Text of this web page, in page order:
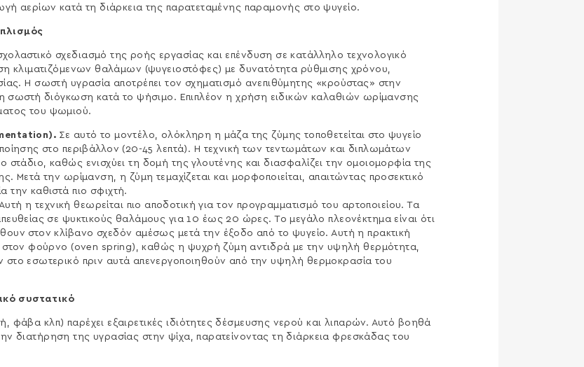
αερίων κατά τη διάρκεια της παρατεταμένης παραμονής στο ψυγείο.
σχεδιασμό της ροής εργασίας και επένδυση σε κατάλληλο τεχνολογικό
κλιματιζόμενων θαλάμων (ψυγειοστόφες) με δυνατότητα ρύθμισης χρόνου,
Η σωστή υγρασία αποτρέπει τον σχηματισμό ανεπιθύμητης «κρούστας» στην
σωστή διόγκωση κατά το ψήσιμο. Επιπλέον η χρήση ειδικών καλαθιών ωρίμανσης
του ψωμιού.
Σε αυτό το μοντέλο, ολόκληρη η μάζα της ζύμης τοποθετείται στο ψυγείο
στο περιβάλλον (20-45 λεπτά). Η τεχνική των τεντωμάτων και διπλωμάτων
στάδιο, καθώς ενισχύει τη δομή της γλουτένης και διασφαλίζει την ομοιομορφία της
Μετά την ωρίμανση, η ζύμη τεμαχίζεται και μορφοποιείται, απαιτώντας προσεκτικό
την καθιστά πιο σφιχτή.
η τεχνική θεωρείται πιο αποδοτική για τον προγραμματισμό του αρτοποιείου. Τα
σε ψυκτικούς θαλάμους για 10 έως 20 ώρες. Το μεγάλο πλεονέκτημα είναι ότι
στον κλίβανο σχεδόν αμέσως μετά την έξοδο από το ψυγείο. Αυτή η πρακτική
στον φούρνο (oven spring), καθώς η ψυχρή ζύμη αντιδρά με την υψηλή θερμότητα,
εσωτερικό πριν αυτά απενεργοποιηθούν από την υψηλή θερμοκρασία του
συστατικό
κλπ) παρέχει εξαιρετικές ιδιότητες δέσμευσης νερού και λιπαρών. Αυτό βοηθά
διατήρηση της υγρασίας στην ψίχα, παρατείνοντας τη διάρκεια φρεσκάδας του